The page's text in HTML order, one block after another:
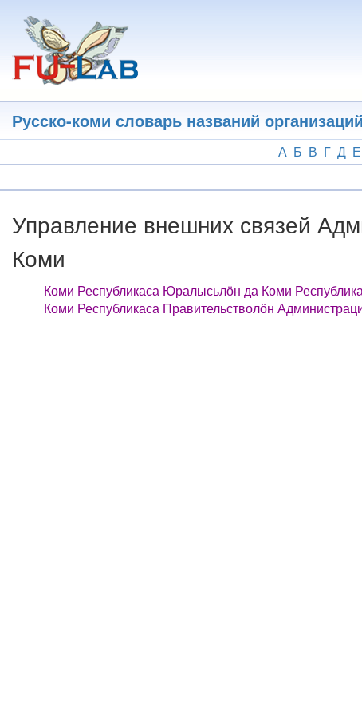
основному
содержанию
Русско-коми словарь названий
А Б В Г Д Е
Управление внешних связей
Коми
Коми Республикаса Юралысьлӧн да Коми
Коми Республикаса Правительстволӧн